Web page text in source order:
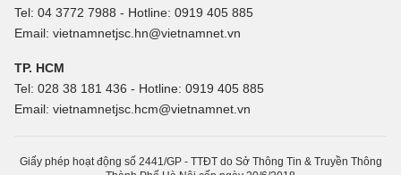
Tel: 04 3772 7988 - Hotline: 0919 405 885
Email: vietnamnetjsc.hn@vietnamnet.vn
TP. HCM
Tel: 028 38 181 436 - Hotline: 0919 405 885
Email: vietnamnetjsc.hcm@vietnamnet.vn
Giấy phép hoạt động số 2441/GP - TTĐT do Sở Thông Tin & Truyền Thông